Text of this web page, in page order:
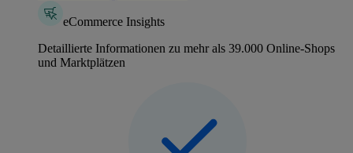
eCommerce Insights
Detaillierte Informationen zu mehr als 39.000 Online-Shops
und Marktplätzen